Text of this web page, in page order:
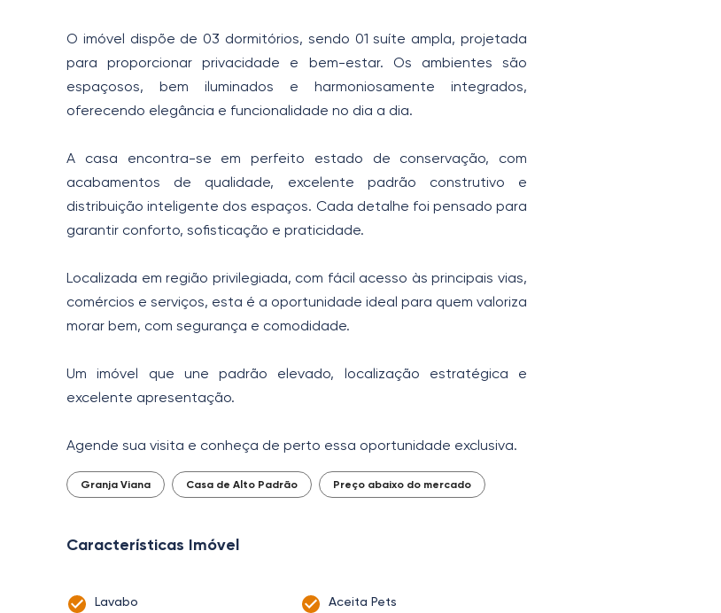
O imóvel dispõe de 03 dormitórios, sendo 01 suíte ampla, projetada
para proporcionar privacidade e bem-estar. Os ambientes são
espaçosos, bem iluminados e harmoniosamente integrados,
oferecendo elegância e funcionalidade no dia a dia.
A casa encontra-se em perfeito estado de conservação, com
acabamentos de qualidade, excelente padrão construtivo e
distribuição inteligente dos espaços. Cada detalhe foi pensado para
garantir conforto, sofisticação e praticidade.
Localizada em região privilegiada, com fácil acesso às principais vias,
comércios e serviços, esta é a oportunidade ideal para quem valoriza
morar bem, com segurança e comodidade.
Um imóvel que une padrão elevado, localização estratégica e
excelente apresentação.
Agende sua visita e conheça de perto essa oportunidade exclusiva.
Granja Viana Casa de Alto Padrão Preço abaixo do mercado
Características Imóvel
Lavabo Aceita Pets